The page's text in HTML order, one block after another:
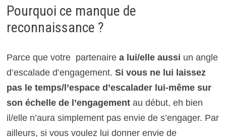
Pourquoi ce manque de
reconnaissance ?
Parce que votre partenaire a lui/elle aussi un angle
d’escalade d’engagement. Si vous ne lui laissez
pas le temps/l’espace d’escalader lui-même sur
son échelle de l’engagementau début, eh bien
il/elle n’aura simplement pas envie de s’engager. Par
ailleurs, si vous voulez lui donner envie de